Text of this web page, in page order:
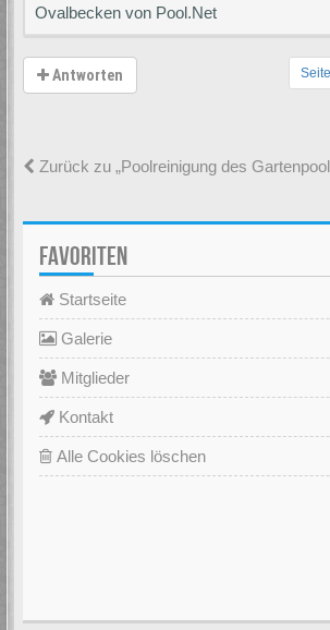
Ovalbecken von Pool.Net
Antworten Seite
Zurück zu „Poolreinigung des
FAVORITEN
Startseite
Galerie
Mitglieder
Kontakt
Alle Cookies löschen